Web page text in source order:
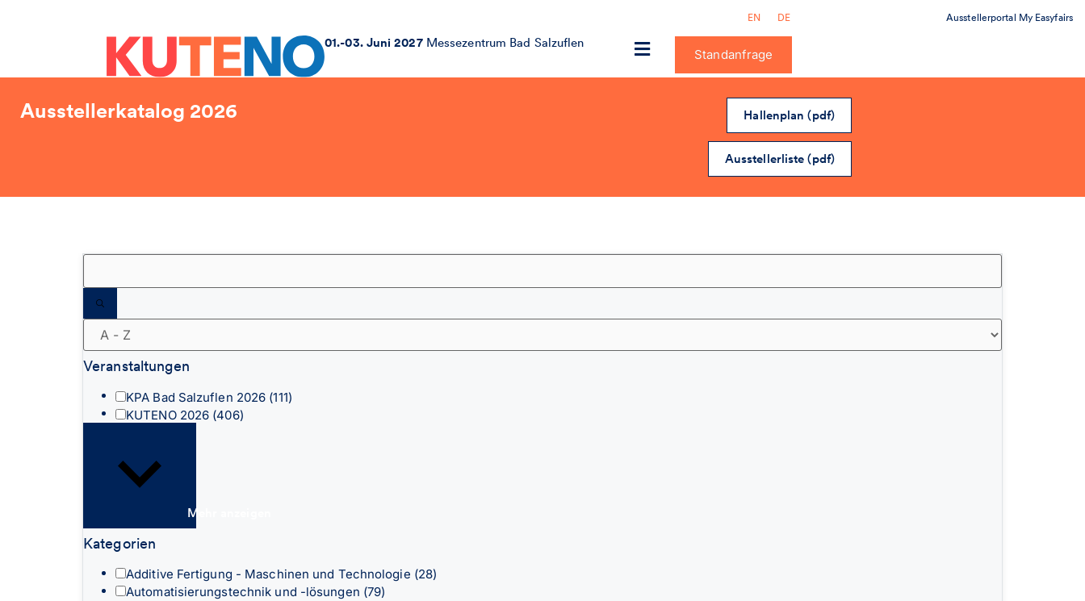
EN DE Ausstellerportal My Easyfairs
01.-03. Juni 2027Messezentrum Bad Salzuflen
Standanfrage
Ausstellerkatalog 2026 Hallenplan (pdf)
Ausstellerliste (pdf)
Veranstaltungen
KPA Bad Salzuflen 2026 (111)
KUTENO 2026 (406)
Mehr anzeigen
Kategorien
Additive Fertigung - Maschinen und Technologie (28)
Automatisierungstechnik und -lösungen (79)